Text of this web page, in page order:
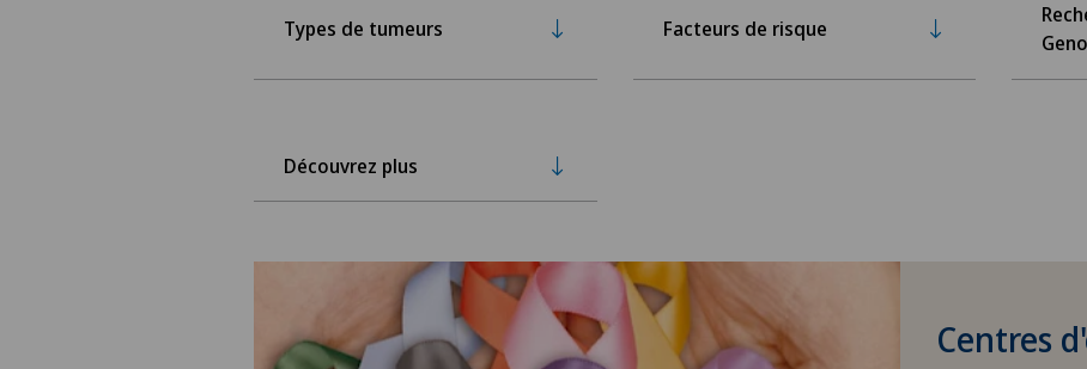
Types de tumeurs Facteurs de risque
Découvrez plus
Centres